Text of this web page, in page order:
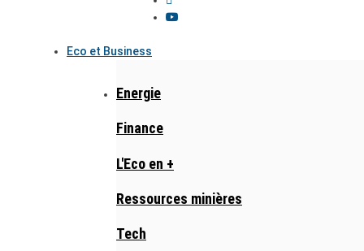
Eco et Business
Energie
Finance
L'Eco en +
Ressources minières
Tech